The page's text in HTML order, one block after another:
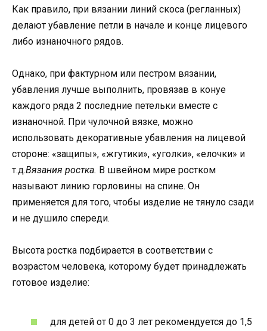
Как правило, при вязании линий скоса (регланных)
делают убавление петли в начале и конце лицевого
либо изнаночного рядов.
Однако, при фактурном или пестром вязании,
убавления лучше выполнить, провязав в конуе
каждого ряда 2 последние петельки вместе с
изнаночной. При чулочной вязке, можно
использовать декоративные убавления на лицевой
стороне: «защипы», «жгутики», «уголки», «елочки» и
т.д.Вязания ростка. В швейном мире ростком
называют линию горловины на спине. Он
применяется для того, чтобы изделие не тянуло сзади
и не душило спереди.
Высота ростка подбирается в соответствии с
возрастом человека, которому будет принадлежать
готовое изделие:
для детей от 0 до 3 лет рекомендуется до 1,5